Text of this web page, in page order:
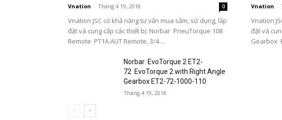
Vnation - Tháng 4 19, 2018 0
Vnation JSC có khả năng tư vấn mua sắm, sử dụng, lắp
đặt và cung cấp các thiết bị: Norbar PneuTorque 108
Remote PT1A.AUT Remote, 3/4....
Vnation -
Vnation
đặt và
Gearbox
Norbar EvoTorque 2 ET2-
72 EvoTorque 2 with Right Angle
Gearbox ET2-72-1000-110
Tháng 4 19, 2018